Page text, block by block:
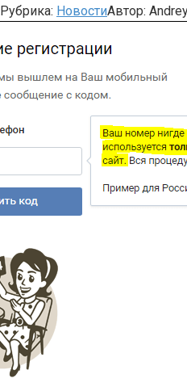
Рубрика: НовостиАвтор: